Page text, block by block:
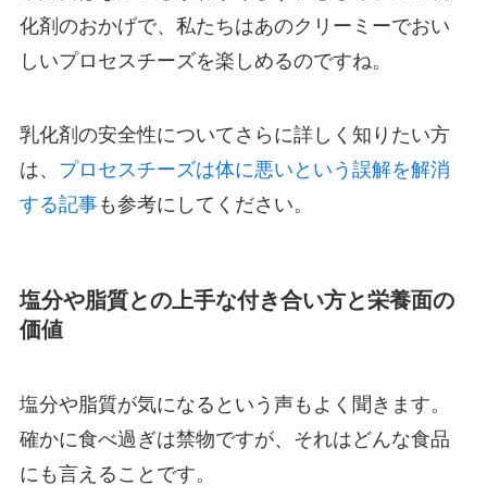
化剤のおかげで、私たちはあのクリーミーでおい
しいプロセスチーズを楽しめるのですね。
乳化剤の安全性についてさらに詳しく知りたい方
は、 プロセスチーズは体に悪いという誤解を解消
する記事も参考にしてください。
塩分や脂質との上手な付き合い方と栄養面の
価値
塩分や脂質が気になるという声もよく聞きます。
確かに食べ過ぎは禁物ですが、それはどんな食品
にも言えることです。